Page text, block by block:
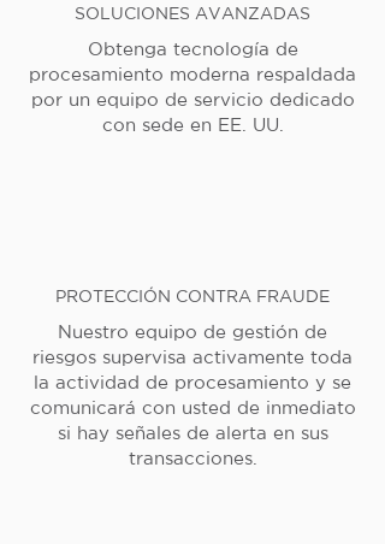
SOLUCIONES AVANZADAS
Obtenga tecnología de
procesamiento moderna respaldada
por un equipo de servicio dedicado
con sede en EE. UU.
PROTECCIÓN CONTRA FRAUDE
Nuestro equipo de gestión de
riesgos supervisa activamente toda
la actividad de procesamiento y se
comunicará con usted de inmediato
si hay señales de alerta en sus
transacciones.